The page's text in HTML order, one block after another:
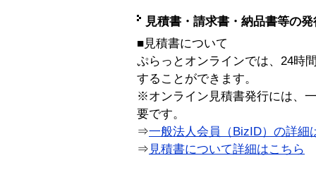
見積書・請求書・納品書等の
■見積書について
ぷらっとオンラインでは、24時
することができます。
※オンライン見積書発行には、
要です。
⇒一般法人会員（BizID）の詳細
⇒ 見積書について詳細はこちら